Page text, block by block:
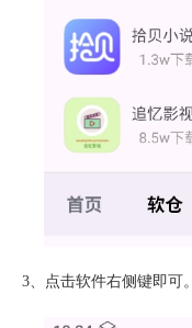
3、点击软件右侧键即可。